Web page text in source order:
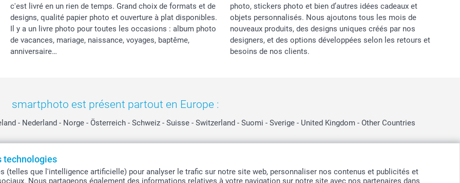
technologies
que l'intelligence artificielle) pour analyser le trafic sur notre site web, personnaliser nos contenus et publicités et
Nous partageons également des informations relatives à votre navigation sur notre site avec nos partenaires dans
c'est livré en un rien de temps. Grand choix de formats et de
designs, qualité papier photo et ouverture à plat disponibles.
Il y a un livre photo pour toutes les occasions : album photo
de vacances, mariage, naissance, voyages, baptême,
anniversaire…
photo, stickers photo et bien d’autres idées cadeaux et
objets personnalisés. Nous ajoutons tous les mois de
nouveaux produits, des designs uniques créés par nos
designers, et des options développées selon les retours et
besoins de nos clients.
smartphoto est présent partout en Europe :
- Nederland - Norge - Österreich - Schweiz - Suisse - Switzerland - Suomi - Sverige - United Kingdom - Other Countries
Tous les prix sont en EURO (€), TVA incluse et hors frais de port.